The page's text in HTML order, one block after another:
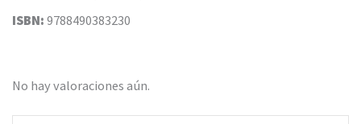
ISBN: 9788490383230
No hay valoraciones aún.